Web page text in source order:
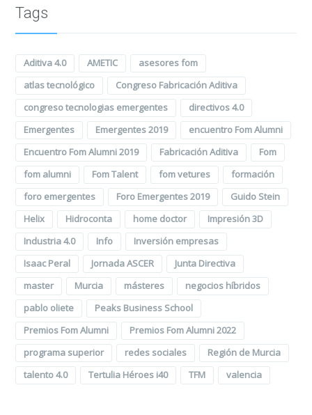
Tags
Aditiva 4.0 AMETIC
asesores fom
atlas tecnológico
Congreso Fabricación Aditiva
congreso tecnologias emergentes
directivos 4.0
Emergentes
Emergentes 2019
encuentro Fom Alumni
Encuentro Fom Alumni 2019
Fabricación Aditiva
Fom
fom alumni
Fom Talent fom vetures
formación
foro emergentes
Foro Emergentes 2019
Guido Stein
Helix
Hidroconta home doctor
Impresión 3D
Industria 4.0
Info
Inversión empresas
Isaac Peral
Jornada ASCER
Junta Directiva
master
Murcia másteres
negocios híbridos
pablo oliete
Peaks Business School
Premios Fom Alumni
Premios Fom Alumni 2022
programa superior
redes sociales
Región de Murcia
talento 4.0
Tertulia Héroes i40 TFM valencia